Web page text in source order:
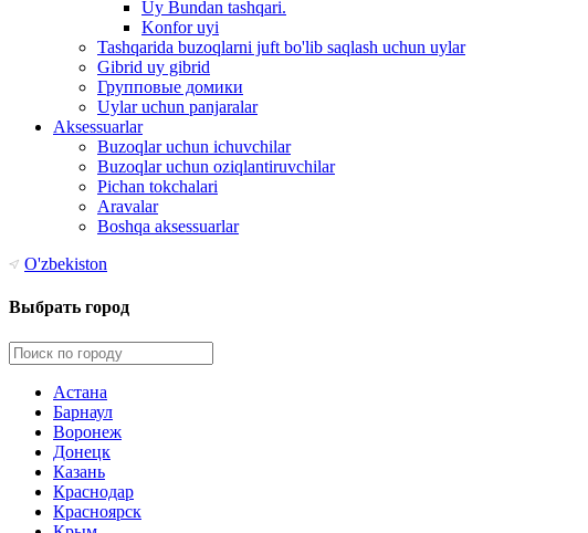
Uy Bundan tashqari.
Konfor uyi
Tashqarida buzoqlarni juft bo'lib saqlash uchun uylar
Gibrid uy gibrid
Групповые домики
Uylar uchun panjaralar
Aksessuarlar
Buzoqlar uchun ichuvchilar
Buzoqlar uchun oziqlantiruvchilar
Pichan tokchalari
Aravalar
Boshqa aksessuarlar
O'zbekiston
Выбрать город
Астана
Барнаул
Воронеж
Донецк
Казань
Краснодар
Красноярск